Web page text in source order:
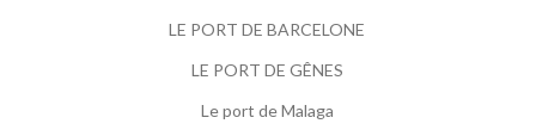
LE PORT DE BARCELONE
LE PORT DE GÊNES
Le port de Malaga